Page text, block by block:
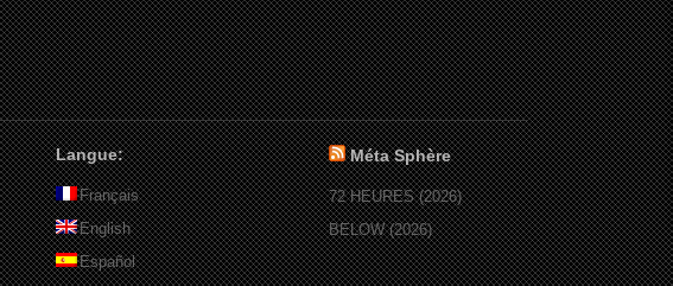
Langue:
Français
English
Español
Méta Sphère
72 HEURES (2026)
BELOW (2026)